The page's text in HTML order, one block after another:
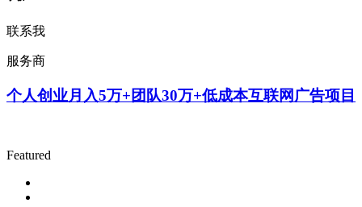
联系我
服务商
个人创业月入5万+团队30万+低成本互联网广告项目
Featured